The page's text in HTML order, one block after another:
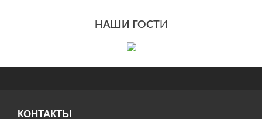
НАШИ ГОСТИ
КОНТАКТЫ